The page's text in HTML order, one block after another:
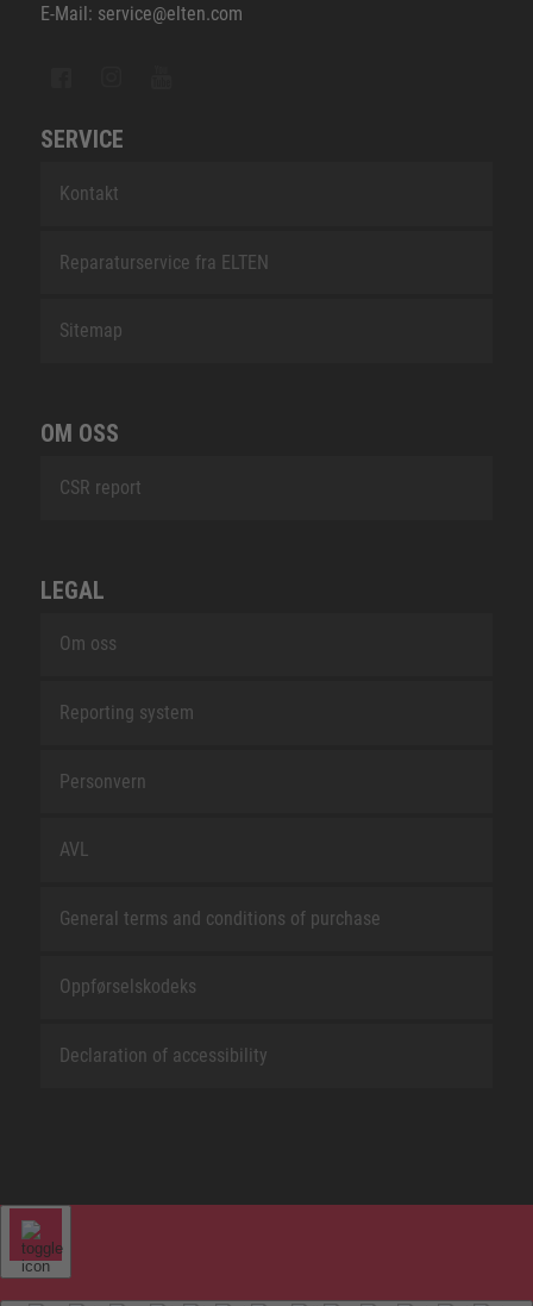
E-Mail: service@elten.com
SERVICE
Kontakt
Reparaturservice fra ELTEN
Sitemap
OM OSS
CSR report
LEGAL
Om oss
Reporting system
Personvern
AVL
General terms and conditions of purchase
Oppførselskodeks
Declaration of accessibility